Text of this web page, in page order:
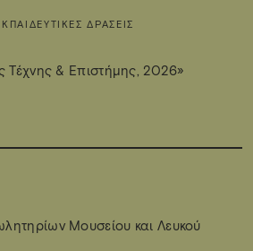
ΔΡΆΣΕΙΣ
Τέχνης & Επιστήμης, 2026»
Μουσείου και Λευκού